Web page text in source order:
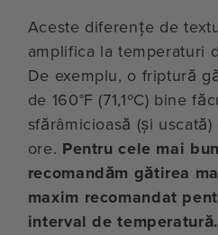
Aceste diferențe de
amplifica la temperaturi
De exemplu, o friptură
de 160°F (71,1ºC) bine
sfărâmicioasă (și
ore. Pentru cele mai
recomandăm gătirea
maxim recomandat
interval de temperatură.